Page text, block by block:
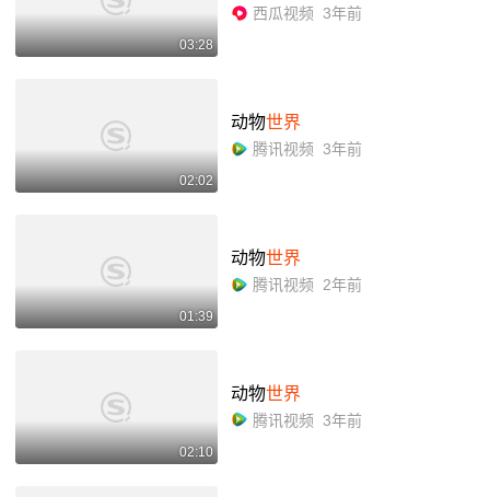
03:28
西瓜视频 3年前
02:02
动物世界
腾讯视频 3年前
01:39
动物世界
腾讯视频 2年前
02:10
动物世界
腾讯视频 3年前